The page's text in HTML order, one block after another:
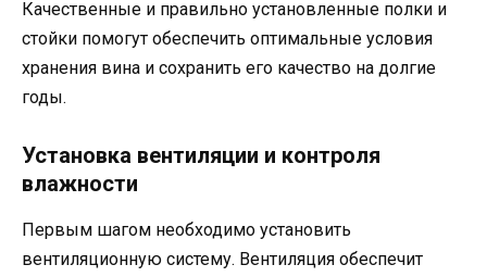
Качественные и правильно установленные полки и
стойки помогут обеспечить оптимальные условия
хранения вина и сохранить его качество на долгие
годы.
Установка вентиляции и контроля
влажности
Первым шагом необходимо установить
вентиляционную систему. Вентиляция обеспечит